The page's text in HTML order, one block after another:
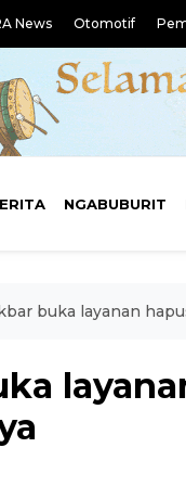
News Otomotif
NGABUBURIT
buka layanan